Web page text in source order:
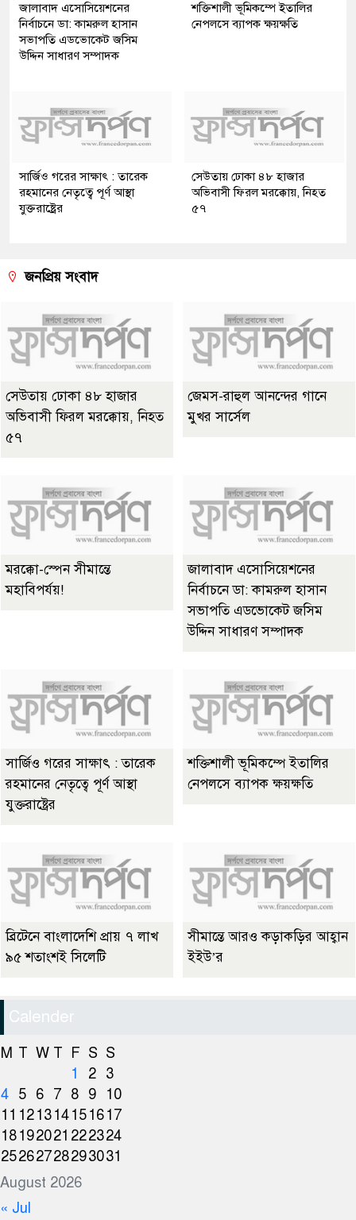
জালাবাদ এসোসিয়েশনের
নির্বাচনে ডা: কামরুল হাসান
সভাপতি এডভোকেট জসিম
উদ্দিন সাধারণ সম্পাদক
শক্তিশালী ভূমিকম্পে ইতালির
নেপলসে ব্যাপক ক্ষয়ক্ষতি
সার্জিও গরের সাক্ষাৎ : তারেক
রহমানের নেতৃত্বে পূর্ণ আস্থা
যুক্তরাষ্ট্রের
সেউতায় ঢোকা ৪৮ হাজার
অভিবাসী ফিরল মরক্কোয়, নিহত
৫৭
জনপ্রিয় সংবাদ
সেউতায় ঢোকা ৪৮ হাজার
অভিবাসী ফিরল মরক্কোয়, নিহত
৫৭
জেমস-রাহুল আনন্দের গানে
মুখর সার্সেল
মরক্কো-স্পেন সীমান্তে
মহাবিপর্যয়!
জালাবাদ এসোসিয়েশনের
নির্বাচনে ডা: কামরুল হাসান
সভাপতি এডভোকেট জসিম
উদ্দিন সাধারণ সম্পাদক
সার্জিও গরের সাক্ষাৎ : তারেক
রহমানের নেতৃত্বে পূর্ণ আস্থা
যুক্তরাষ্ট্রের
শক্তিশালী ভূমিকম্পে ইতালির
নেপলসে ব্যাপক ক্ষয়ক্ষতি
ব্রিটেনে বাংলাদেশি প্রায় ৭ লাখ
৯৫ শতাংশই সিলেটি
সীমান্তে আরও কড়াকড়ির আহ্বান
ইইউ’র
Calender
August 2026
M T W T F S S
1
2 3
4 5 6 7 8 9
10
11 121314151617
18192021 222324
25262728293031
« Jul